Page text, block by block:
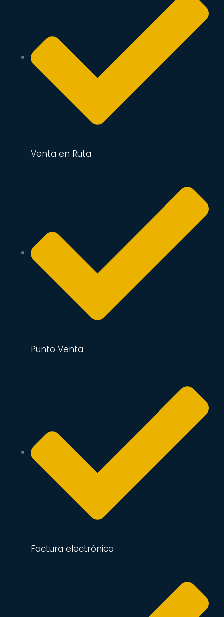
Venta en Ruta
Punto Venta
Factura electrónica